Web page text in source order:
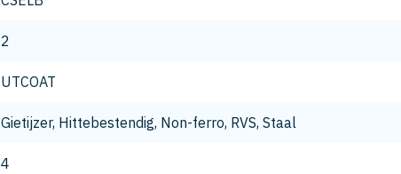
2
UTCOAT
Gietijzer, Hittebestendig, Non-ferro, RVS, Staal
4